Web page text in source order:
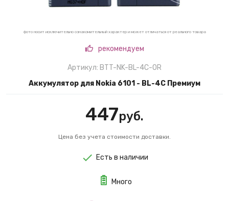
фото носит исключительно ознакомительный характер и может отличаться от реального товара
рекомендуем
Артикул: BTT-NK-BL-4C-OR
Аккумулятор для Nokia 6101 - BL-4C Премиум
447руб.
Цена без учета стоимости доставки.
Есть в наличии
Много